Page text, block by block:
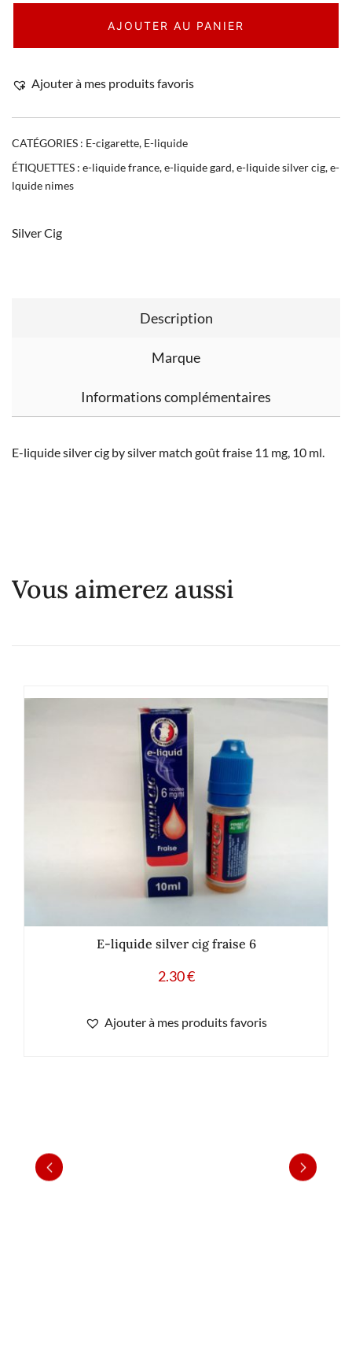
AJOUTER AU PANIER
Ajouter à mes produits favoris
CATÉGORIES : E-cigarette, E-liquide
ÉTIQUETTES : e-liquide france,e-liquide gard,e-liquide silver cig,e-
lquide nimes
Silver Cig
Description
Marque
Informations complémentaires
E-liquide silver cig by silver match goût fraise 11 mg, 10 ml.
Vous aimerez aussi
E-liquide silver cig fraise 6
2.30€
Ajouter à mes produits favoris